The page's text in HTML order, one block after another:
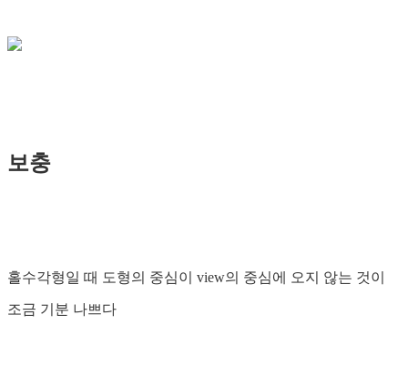
보충
홀수각형일 때 도형의 중심이 view의 중심에 오지 않는 것이
조금 기분 나쁘다